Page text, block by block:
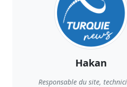
Hakan
Responsable du site,